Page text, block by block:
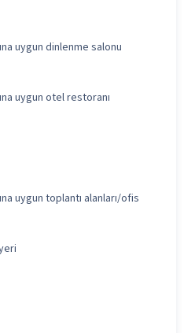
uygun dinlenme salonu
uygun otel restoranı
uygun toplantı alanları/ofis